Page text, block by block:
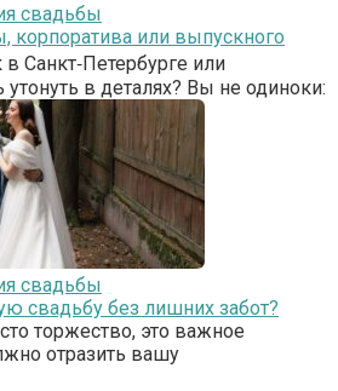
свадьбы
корпоратива или выпускного
Санкт‑Петербурге или
утонуть в деталях? Вы не одиноки:
свадьбы
свадьбу без лишних забот?
торжество, это важное
отразить вашу